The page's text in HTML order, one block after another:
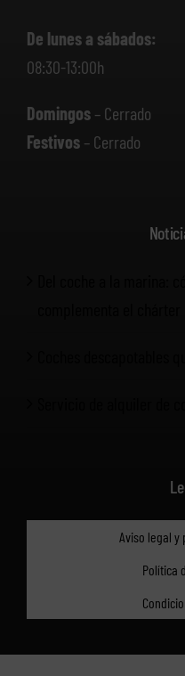
De lunes a sábados:
08:30-13:00h
Domingos– Cerrado
Festivos– Cerrado
Aviso legal
Política